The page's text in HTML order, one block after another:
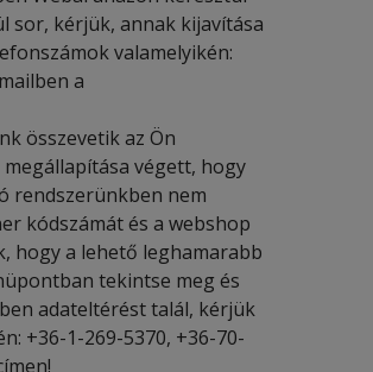
sor, kérjük, annak kijavítása
valamelyikén:
a
összevetik az Ön
végett, hogy
rendszerünkben nem
kódszámát és a webshop
hogy a lehető leghamarabb
tekintse meg és
adateltérést talál, kérjük
+36-1-269-5370, +36-70-